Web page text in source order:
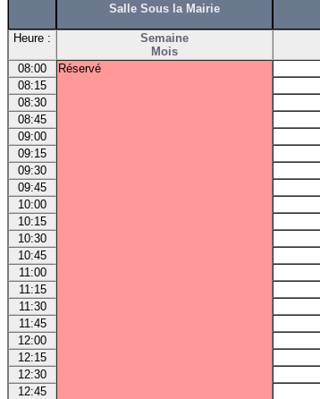
Salle Sous la Mairie
Heure :
Semaine
Mois
08:00 Réservé
08:15
08:30
08:45
09:00
09:15
09:30
09:45
10:00
10:15
10:30
10:45
11:00
11:15
11:30
11:45
12:00
12:15
12:30
12:45